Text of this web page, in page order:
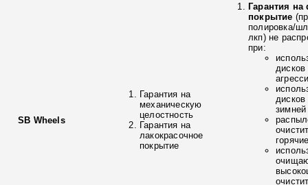
SB Wheels
Гарантия на
механическую
целостность
Гарантия на
лакокрасочное
покрытие
Гарантия
покрытие
полировка/
лкп) не
при:
зимней